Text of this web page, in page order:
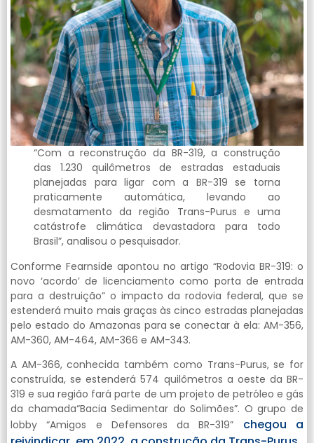
“Com a reconstrução da BR-319, a construção
das 1.230 quilômetros de estradas estaduais
planejadas para ligar com a BR-319 se torna
praticamente automática, levando ao
desmatamento da região Trans-Purus e uma
catástrofe climática devastadora para todo
Brasil”, analisou o pesquisador.
Conforme Fearnside apontou no artigo “Rodovia BR-319: o
novo ‘acordo’ de licenciamento como porta de entrada
para a destruição” o impacto da rodovia federal, que se
estenderá muito mais graças às cinco estradas planejadas
pelo estado do Amazonas para se conectar à ela: AM-356,
AM-360, AM-464, AM-366 e AM-343.
A AM-366, conhecida também como Trans-Purus, se for
construída, se estenderá 574 quilômetros a oeste da BR-
319 e sua região fará parte de um projeto de petróleo e gás
da chamada“Bacia Sedimentar do Solimões”. O grupo de
lobby “Amigos e Defensores da BR-319” chegou a